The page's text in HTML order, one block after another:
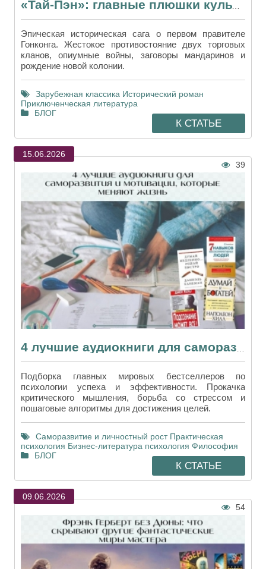
«Тай-Пэн»: главные плюшки культового исторического романа Джеймса Клавелла
Эпическая историческая сага о первом правителе
Гонконга. Жестокое противостояние двух торговых
кланов, опиумные войны, заговоры мандаринов и
рождение новой колонии.
Зарубежная классика Исторический роман
Приключенческая литература
БЛОГ
К СТАТЬЕ
15.06.2026
39
4 лучшие аудиокниги для саморазвития и мотивации, которые меняют жизнь
Подборка главных мировых бестселлеров по
психологии успеха и эффективности. Прокачка
критического мышления, борьба со стрессом и
пошаговые алгоритмы для достижения целей.
Саморазвитие и личностный рост Практическая
психология Бизнес-литература психология Философия
БЛОГ
К СТАТЬЕ
09.06.2026
54